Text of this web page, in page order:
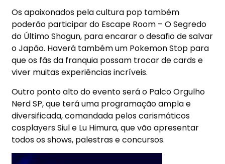
Os apaixonados pela cultura pop também
poderão participar do Escape Room – O Segredo
do Último Shogun, para encarar o desafio de salvar
o Japão. Haverá também um Pokemon Stop para
que os fãs da franquia possam trocar de cards e
viver muitas experiências incríveis.
Outro ponto alto do evento será o Palco Orgulho
Nerd SP, que terá uma programação ampla e
diversificada, comandada pelos carismáticos
cosplayers Siul e Lu Himura, que vão apresentar
todos os shows, palestras e concursos.